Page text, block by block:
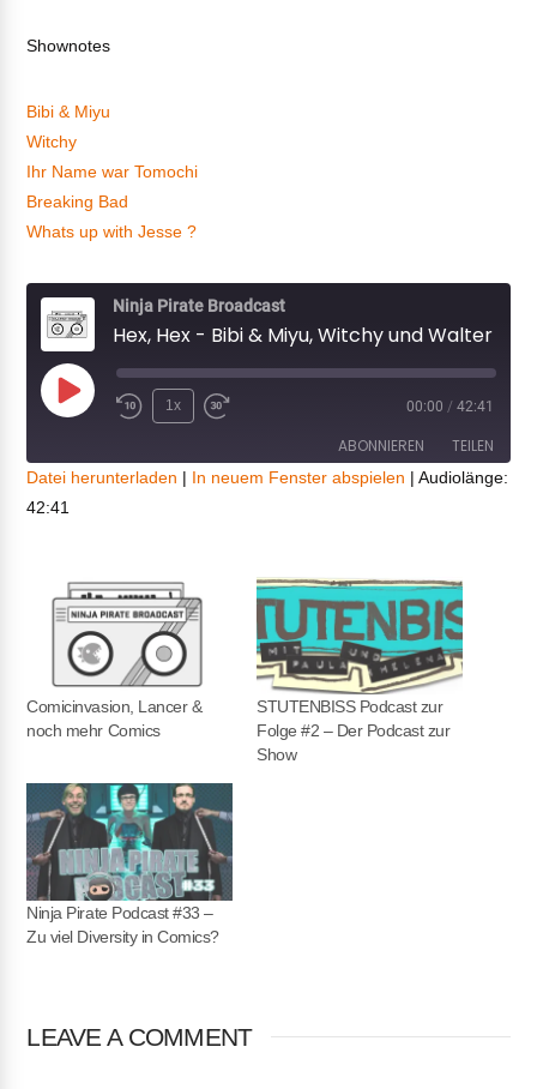
Shownotes
Bibi & Miyu
Witchy
Ihr Name war Tomochi
Breaking Bad
Whats up with Jesse ?
Ninja Pirate Broadcast
Play
1x 00:00 / 42:41
ABONNIEREN TEILEN
TEILEN
EMBED
Datei herunterladen | In neuem Fenster abspielen |Audiolänge:
42:41
Comicinvasion, Lancer &
noch mehr Comics
STUTENBISS Podcast zur
Folge #2 – Der Podcast zur
Show
Ninja Pirate Podcast #33 –
Zu viel Diversity in Comics?
LEAVE A COMMENT